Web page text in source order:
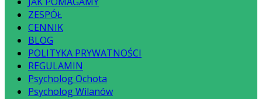
ZESPÓŁ
CENNIK
BLOG
POLITYKA PRYWATNOŚCI
REGULAMIN
Psycholog Ochota
Psycholog Wilanów